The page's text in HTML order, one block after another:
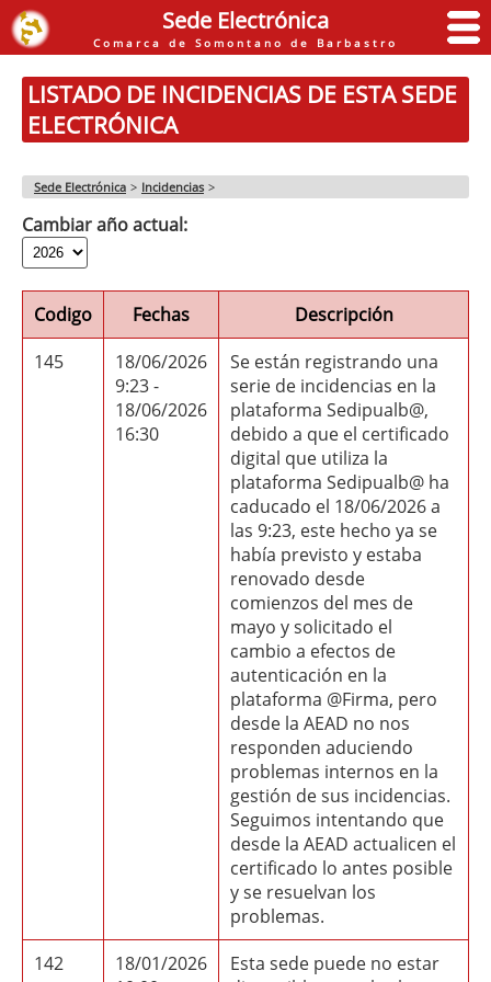
Sede Electrónica
Comarca de Somontano de Barbastro
LISTADO DE INCIDENCIAS DE ESTA SEDE
ELECTRÓNICA
Sede Electrónica > Incidencias >
Cambiar año actual:
Codigo Fechas
Descripción
145
18/06/2026
9:23 -
18/06/2026
16:30
Se están registrando una
serie de incidencias en la
plataforma Sedipualb@,
debido a que el certificado
digital que utiliza la
plataforma Sedipualb@ ha
caducado el 18/06/2026 a
las 9:23, este hecho ya se
había previsto y estaba
renovado desde
comienzos del mes de
mayo y solicitado el
cambio a efectos de
autenticación en la
plataforma @Firma, pero
desde la AEAD no nos
responden aduciendo
problemas internos en la
gestión de sus incidencias.
Seguimos intentando que
desde la AEAD actualicen el
certificado lo antes posible
y se resuelvan los
problemas.
142
18/01/2026
Esta sede puede no estar